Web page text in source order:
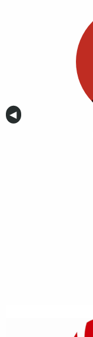
Anterior
◀︎